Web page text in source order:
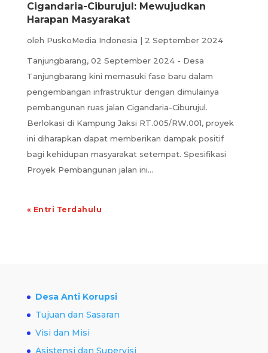
Cigandaria-Ciburujul: Mewujudkan
Harapan Masyarakat
oleh PuskoMedia Indonesia | 2 September 2024
Tanjungbarang, 02 September 2024 - Desa
Tanjungbarang kini memasuki fase baru dalam
pengembangan infrastruktur dengan dimulainya
pembangunan ruas jalan Cigandaria-Ciburujul.
Berlokasi di Kampung Jaksi RT.005/RW.001, proyek
ini diharapkan dapat memberikan dampak positif
bagi kehidupan masyarakat setempat. Spesifikasi
Proyek Pembangunan jalan ini...
« Entri Terdahulu
Desa Anti Korupsi
Tujuan dan Sasaran
Visi dan Misi
Asistensi dan Supervisi